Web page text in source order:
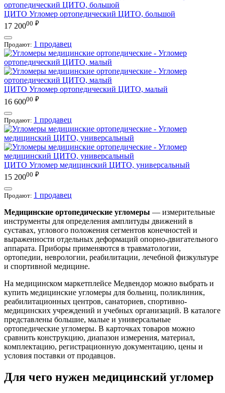
ЦИТО Угломер ортопедический ЦИТО, большой
17 20000 ₽
Продают: 1 продавец
ЦИТО Угломер ортопедический ЦИТО, малый
16 60000 ₽
Продают: 1 продавец
ЦИТО Угломер медицинский ЦИТО, универсальный
15 20000 ₽
Продают: 1 продавец
Медицинские ортопедические угломеры — измерительные
инструменты для определения амплитуды движений в
суставах, углового положения сегментов конечностей и
выраженности отдельных деформаций опорно-двигательного
аппарата. Приборы применяются в травматологии,
ортопедии, неврологии, реабилитации, лечебной физкультуре
и спортивной медицине.
На медицинском маркетплейсе Медвендор можно выбрать и
купить медицинские угломеры для больниц, поликлиник,
реабилитационных центров, санаториев, спортивно-
медицинских учреждений и учебных организаций. В каталоге
представлены большие, малые и универсальные
ортопедические угломеры. В карточках товаров можно
сравнить конструкцию, диапазон измерения, материал,
комплектацию, регистрационную документацию, цены и
условия поставки от продавцов.
Для чего нужен медицинский угломер